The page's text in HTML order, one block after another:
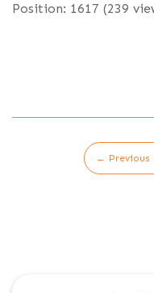
Position: 1617 (239
← Previous